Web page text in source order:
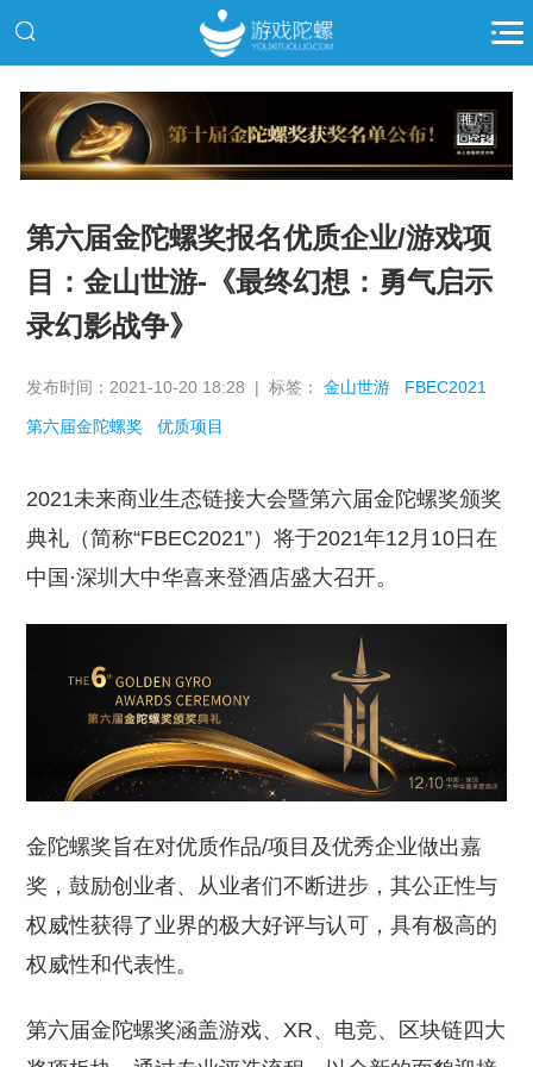
推广
第六届金陀螺奖报名优质企业/游戏项
目：金山世游-《最终幻想：勇气启示
录幻影战争》
发布时间：2021-10-20 18:28 | 标签：金山世游 FBEC2021
第六届金陀螺奖 优质项目
2021未来商业生态链接大会暨第六届金陀螺奖颁奖
典礼（简称“FBEC2021”）将于2021年12月10日在
中国·深圳大中华喜来登酒店盛大召开。
金陀螺奖旨在对优质作品/项目及优秀企业做出嘉
奖，鼓励创业者、从业者们不断进步，其公正性与
权威性获得了业界的极大好评与认可，具有极高的
权威性和代表性。
第六届金陀螺奖涵盖游戏、XR、电竞、区块链四大